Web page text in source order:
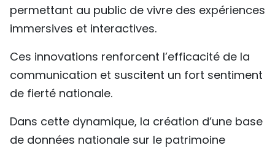
permettant au public de vivre des expériences
immersives et interactives.
Ces innovations renforcent l’efficacité de la
communication et suscitent un fort sentiment
de fierté nationale.
Dans cette dynamique, la création d’une base
de données nationale sur le patrimoine